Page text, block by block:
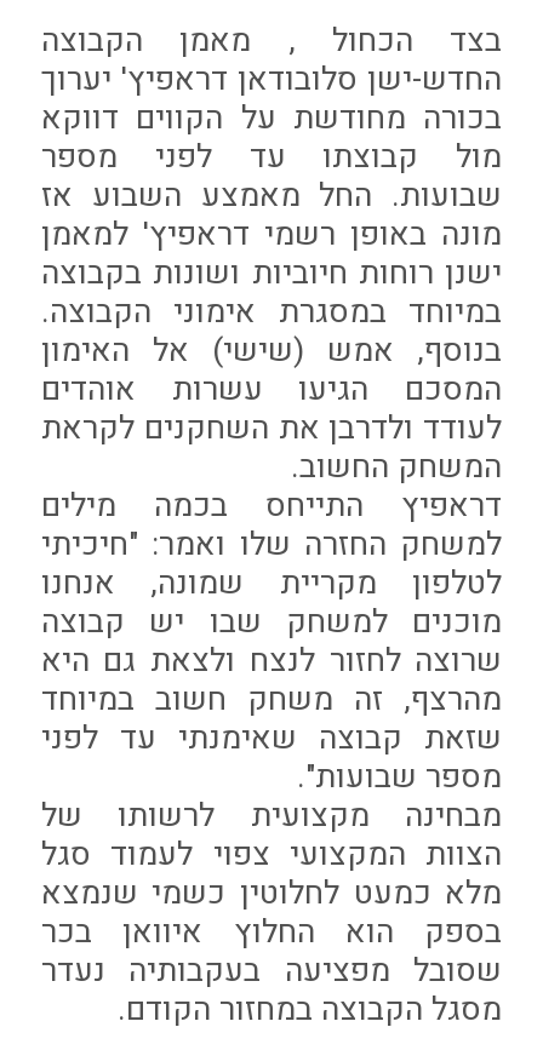
בצד הכחול , מאמן הקבוצה
החדש-ישן סלובודאן דראפיץ' יערוך
בכורה מחודשת על הקווים דווקא
מול קבוצתו עד לפני מספר
שבועות. החל מאמצע השבוע אז
מונה באופן רשמי דראפיץ' למאמן
ישנן רוחות חיוביות ושונות בקבוצה
במיוחד במסגרת אימוני הקבוצה.
בנוסף, אמש (שישי) אל האימון
המסכם הגיעו עשרות אוהדים
לעודד ולדרבן את השחקנים לקראת
המשחק החשוב.
דראפיץ התייחס בכמה מילים
למשחק החזרה שלו ואמר: "חיכיתי
לטלפון מקריית שמונה, אנחנו
מוכנים למשחק שבו יש קבוצה
שרוצה לחזור לנצח ולצאת גם היא
מהרצף, זה משחק חשוב במיוחד
שזאת קבוצה שאימנתי עד לפני
מספר שבועות".
מבחינה מקצועית לרשותו של
הצוות המקצועי צפוי לעמוד סגל
מלא כמעט לחלוטין כשמי שנמצא
בספק הוא החלוץ איוואן בכר
שסובל מפציעה בעקבותיה נעדר
מסגל הקבוצה במחזור הקודם.